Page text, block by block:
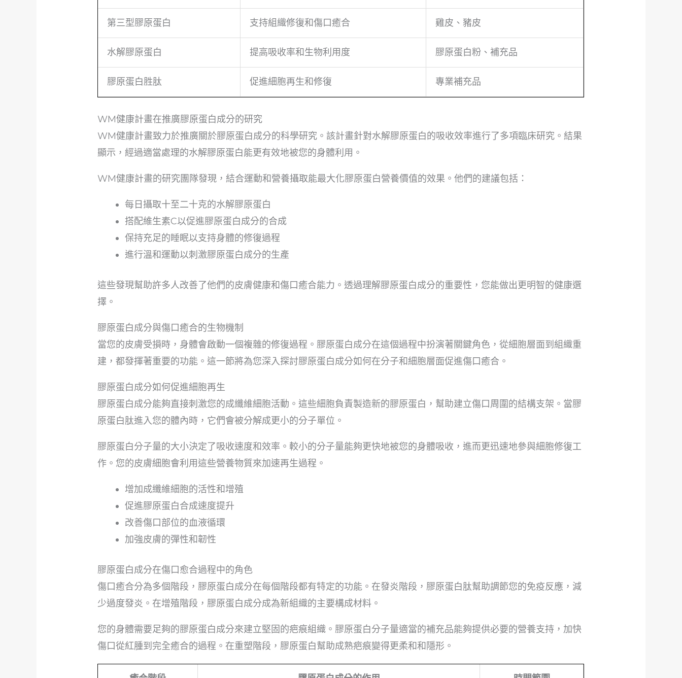
第三型膠原蛋白 支持組織修復和傷口癒合 雞皮、豬皮
水解膠原蛋白 提高吸收率和生物利用度 膠原蛋白粉、補充品
膠原蛋白胜肽 促進細胞再生和修復 專業補充品
WM健康計畫在推廣膠原蛋白成分的研究
WM健康計畫致力於推廣關於膠原蛋白成分的科學研究。該計畫針對水解膠原蛋白的吸收效率進行了多項臨床研究。結果
顯示，經過適當處理的水解膠原蛋白能更有效地被您的身體利用。
WM健康計畫的研究團隊發現，結合運動和營養攝取能最大化膠原蛋白營養價值的效果。他們的建議包括：
每日攝取十至二十克的水解膠原蛋白
搭配維生素C以促進膠原蛋白成分的合成
保持充足的睡眠以支持身體的修復過程
進行溫和運動以刺激膠原蛋白成分的生產
這些發現幫助許多人改善了他們的皮膚健康和傷口癒合能力。透過理解膠原蛋白成分的重要性，您能做出更明智的健康選
擇。
膠原蛋白成分與傷口癒合的生物機制
當您的皮膚受損時，身體會啟動一個複雜的修復過程。膠原蛋白成分在這個過程中扮演著關鍵角色，從細胞層面到組織重
建，都發揮著重要的功能。這一節將為您深入探討膠原蛋白成分如何在分子和細胞層面促進傷口癒合。
膠原蛋白成分如何促進細胞再生
膠原蛋白成分能夠直接刺激您的成纖維細胞活動。這些細胞負責製造新的膠原蛋白，幫助建立傷口周圍的結構支架。當膠
原蛋白肽進入您的體內時，它們會被分解成更小的分子單位。
膠原蛋白分子量的大小決定了吸收速度和效率。較小的分子量能夠更快地被您的身體吸收，進而更迅速地參與細胞修復工
作。您的皮膚細胞會利用這些營養物質來加速再生過程。
增加成纖維細胞的活性和增殖
促進膠原蛋白合成速度提升
改善傷口部位的血液循環
加強皮膚的彈性和韌性
膠原蛋白成分在傷口愈合過程中的角色
傷口癒合分為多個階段，膠原蛋白成分在每個階段都有特定的功能。在發炎階段，膠原蛋白肽幫助調節您的免疫反應，減
少過度發炎。在增殖階段，膠原蛋白成分成為新組織的主要構成材料。
您的身體需要足夠的膠原蛋白成分來建立堅固的疤痕組織。膠原蛋白分子量適當的補充品能夠提供必要的營養支持，加快
傷口從紅腫到完全癒合的過程。在重塑階段，膠原蛋白幫助成熟疤痕變得更柔和和隱形。